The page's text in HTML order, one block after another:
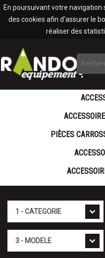
En poursuivant votre
des cookies afin d'assurer le
réaliser des
PIÈCES
Panneau de gestion des cookies